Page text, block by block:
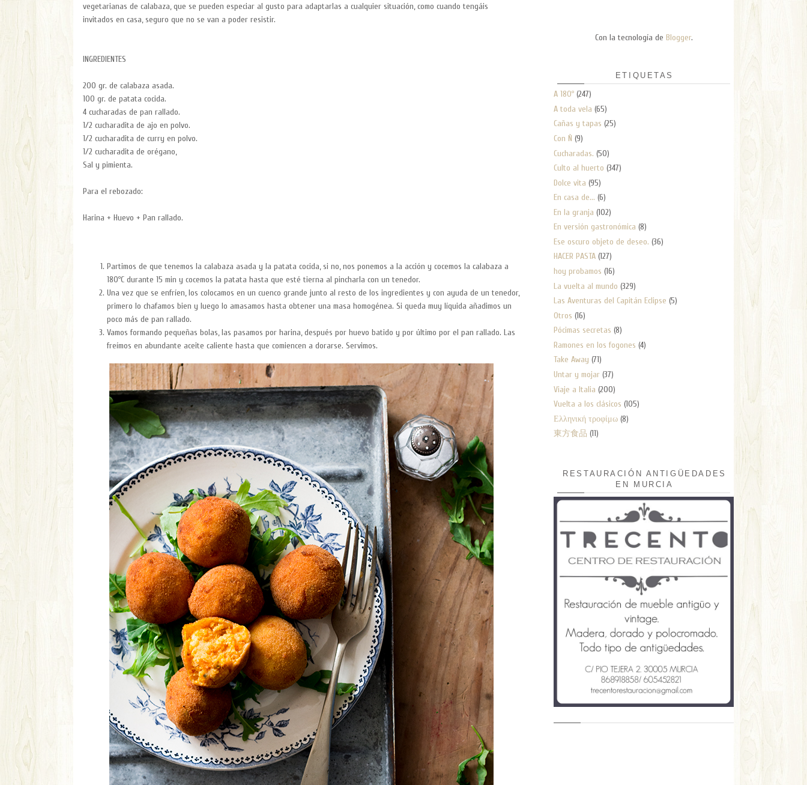
vegetarianas de calabaza, que se pueden especiar al gusto para adaptarlas a cualquier situación, como cuando tengáis
invitados en casa, seguro que no se van a poder resistir.
INGREDIENTES
200 gr. de calabaza asada.
100 gr. de patata cocida.
4 cucharadas de pan rallado.
1/2 cucharadita de ajo en polvo.
1/2 cucharadita de curry en polvo.
1/2 cucharadita de orégano,
Sal y pimienta.
Para el rebozado:
Harina + Huevo + Pan rallado.
Partimos de que tenemos la calabaza asada y la patata cocida, si no, nos ponemos a la acción y cocemos la calabaza a
180ºC durante 15 min y cocemos la patata hasta que esté tierna al pincharla con un tenedor.
Una vez que se enfríen, los colocamos en un cuenco grande junto al resto de los ingredientes y con ayuda de un tenedor,
primero lo chafamos bien y luego lo amasamos hasta obtener una masa homogénea. Si queda muy líquida añadimos un
poco más de pan rallado.
Vamos formando pequeñas bolas, las pasamos por harina, después por huevo batido y por último por el pan rallado. Las
freímos en abundante aceite caliente hasta que comiencen a dorarse. Servimos.
Con la tecnología de Blogger.
ETIQUETAS
A 180º (247)
A toda vela (65)
Cañas y tapas (25)
Con Ñ (9)
Cucharadas. (50)
Culto al huerto (347)
Dolce vita (95)
En casa de... (6)
En la granja (102)
En versión gastronómica (8)
Ese oscuro objeto de deseo. (36)
HACER PASTA (127)
hoy probamos (16)
La vuelta al mundo (329)
Las Aventuras del Capitán Eclipse (5)
Otros (16)
Pócimas secretas (8)
Ramones en los fogones (4)
Take Away (71)
Untar y mojar (37)
Viaje a Italia (200)
Vuelta a los clásicos (105)
Ελληνική τροφίμω (8)
東方食品 (11)
RESTAURACIÓN ANTIGÜEDADES
EN MURCIA